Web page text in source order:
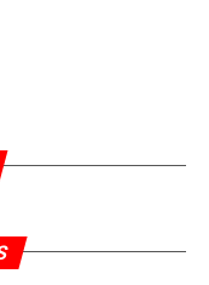
uhlí pro
samospráv
Silva de Lapureta
na žádost